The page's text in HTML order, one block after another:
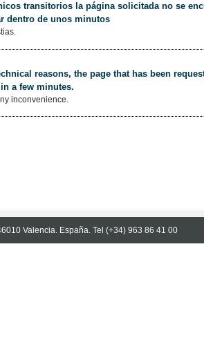
transitorios la página solicitada no se
dentro de unos minutos
reasons, the page that has been
a few minutes.
inconvenience.
Valencia. España. Tel (+34) 963 86 41 00